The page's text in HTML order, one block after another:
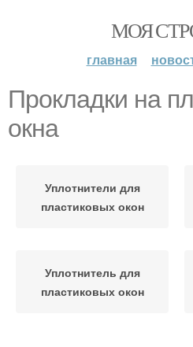
МОЯ
главная
Прокладки на
окна
Уплотнители для
пластиковых окон
Уплотнитель для
пластиковых окон